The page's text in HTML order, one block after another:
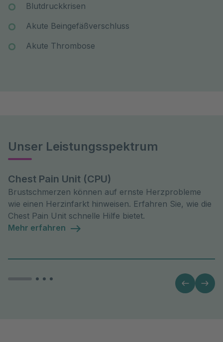
Blutdruckkrisen
Akute Beingefäßverschluss
Akute Thrombose
Unser Leistungsspektrum
Chest Pain Unit (CPU)
Brustschmerzen können auf ernste Herzprobleme
wie einen Herzinfarkt hinweisen. Erfahren Sie, wie die
Chest Pain Unit schnelle Hilfe bietet.
Mehr erfahren